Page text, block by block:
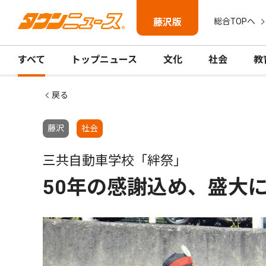
藤沢版 総合TOPへ
すべて トップニュース 文化 社会 教
戻る
藤沢 社会
三共自動車学校「絆祭」
50年の感謝込め、盛大